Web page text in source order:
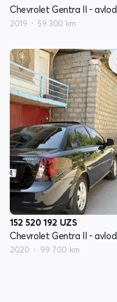
Chevrolet Gentra II - avlod
2019 59 300 km
152 520 192 UZS
Chevrolet Gentra II - avlod
2020 99 700 km